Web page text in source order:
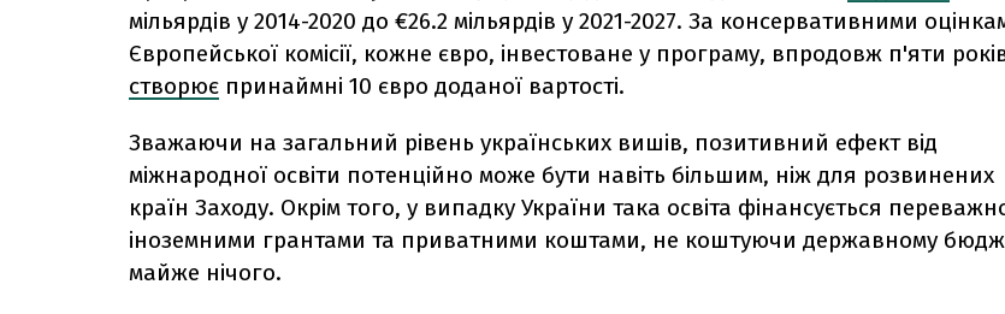
мільярдів у 2014-2020 до €26.2 мільярдів у 2021-2027. За консервативними
Європейської комісії, кожне євро, інвестоване у програму, впродовж п'яти
створює принаймні 10 євро доданої вартості.
Зважаючи на загальний рівень українських вишів, позитивний ефект від
міжнародної освіти потенційно може бути навіть більшим, ніж для розвинених
країн Заходу. Окрім того, у випадку України така освіта фінансується
іноземними грантами та приватними коштами, не коштуючи державному
майже нічого.